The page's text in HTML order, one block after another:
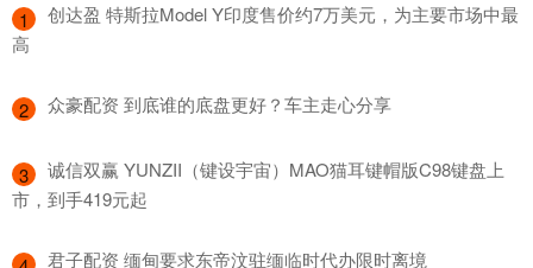
1
​创达盈 特斯拉Model Y印度售价约7万美元，为主要市场中最
高
2 ​众豪配资 到底谁的底盘更好？车主走心分享
3
​诚信双赢 YUNZII（键设宇宙）MAO猫耳键帽版C98键盘上
市，到手419元起
​君子配资 缅甸要求东帝汶驻缅临时代办限时离境